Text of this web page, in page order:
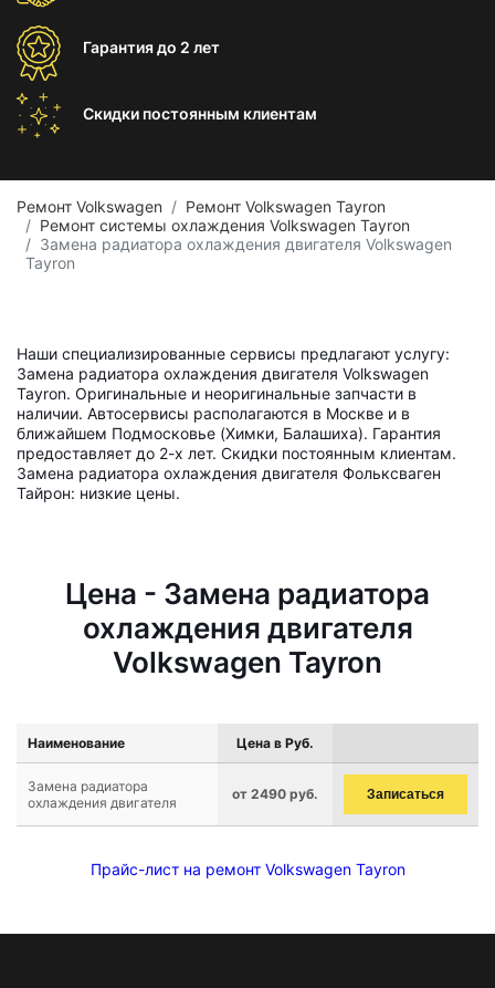
Гарантиядо 2 лет
Скидки постоянным клиентам
Ремонт Volkswagen
Ремонт Volkswagen Tayron
Ремонт системы охлаждения Volkswagen Tayron
Замена радиатора охлаждения двигателя Volkswagen
Tayron
Наши специализированные сервисы предлагают услугу:
Замена радиатора охлаждения двигателя Volkswagen
Tayron. Оригинальные и неоригинальные запчасти в
наличии. Автосервисы располагаются в Москве и в
ближайшем Подмосковье (Химки, Балашиха). Гарантия
предоставляет до 2-х лет. Скидки постоянным клиентам.
Замена радиатора охлаждения двигателя Фольксваген
Тайрон: низкие цены.
Цена - Замена радиатора
охлаждения двигателя
Volkswagen Tayron
Наименование Цена в Руб.
Замена радиатора
охлаждения двигателя
от 2490 руб. Записаться
Прайс-лист на ремонт Volkswagen Tayron